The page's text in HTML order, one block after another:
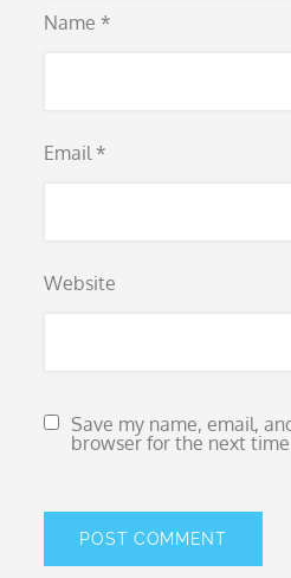
Name *
Email *
Website
Save my name, email,
browser for the next